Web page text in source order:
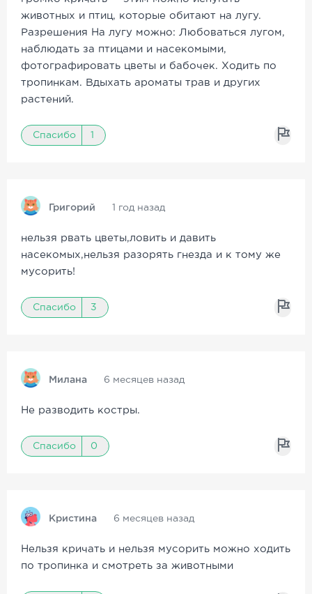
животных и птиц, которые обитают на лугу.
Разрешения На лугу можно: Любоваться лугом,
наблюдать за птицами и насекомыми,
фотографировать цветы и бабочек. Ходить по
тропинкам. Вдыхать ароматы трав и других
растений.
Спасибо 1
Григорий 1 год назад
нельзя рвать цветы,ловить и давить
насекомых,нельзя разорять гнезда и к тому же
мусорить!
Спасибо 3
Милана 6 месяцев назад
Не разводить костры.
Спасибо 0
Кристина 6 месяцев назад
Нельзя кричать и нельзя мусорить можно ходить
по тропинка и смотреть за животными